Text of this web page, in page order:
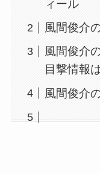
ィール
風間俊介
風間俊介
目撃情報
風間俊介